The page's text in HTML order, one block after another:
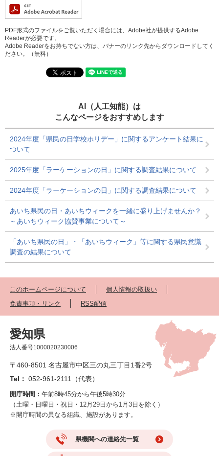
PDF形式のファイルをご覧いただく場合には、Adobe社が提供するAdobe
Readerが必要です。
Adobe Readerをお持ちでない方は、バナーのリンク先からダウンロードしてく
ださい。（無料）
AI（人工知能）は
こんなページをおすすめします
2024年度「県民の日学校ホリデー」に関するアンケート結果に
ついて
2025年度「ラーケーションの日」に関する調査結果について
2024年度「ラーケーションの日」に関する調査結果について
あいち県民の日・あいちウィークを一緒に盛り上げませんか？
～あいちウィーク協賛事業について～
「あいち県民の日」・「あいちウィーク」等に関する県民意識
調査の結果について
このホームページについて
個人情報の取扱い
免責事項・リンク
RSS配信
愛知県
法人番号1000020230006
〒460-8501 名古屋市中区三の丸三丁目1番2号
Tel： 052-961-2111（代表）
開庁時間： 午前8時45分から午後5時30分
（土曜・日曜日・祝日・12月29日から1月3日を除く）
※開庁時間の異なる組織、施設があります。
県機関への連絡先一覧